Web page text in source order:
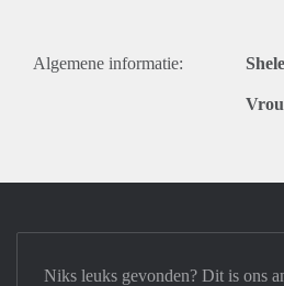
Algemene informatie:
Niks leuks gevonden? Dit is ons